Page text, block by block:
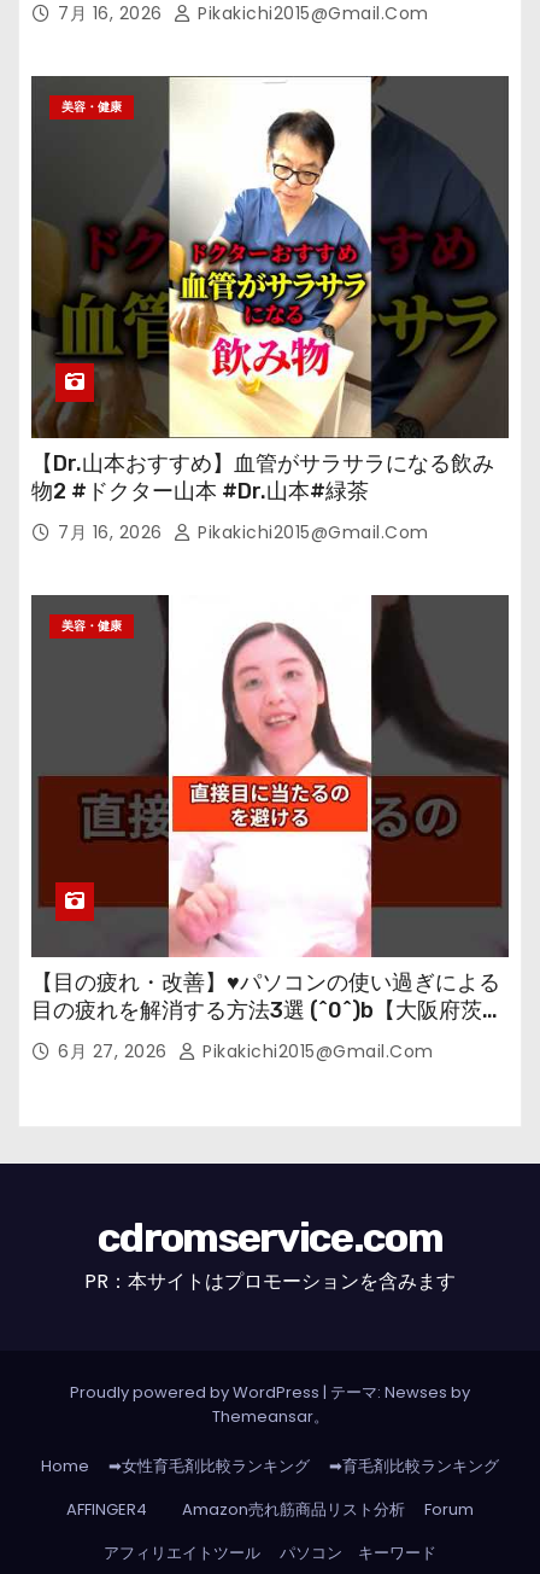
7月 16, 2026 Pikakichi2015@gmail.com
美容・健康
【Dr.山本おすすめ】血管がサラサラになる飲み
物2 #ドクター山本 #Dr.山本#緑茶
7月 16, 2026 Pikakichi2015@gmail.com
美容・健康
【目の疲れ・改善】♥パソコンの使い過ぎによる
目の疲れを解消する方法3選 (^0^)b【大阪府茨木
市の女性・美容鍼灸・整体師が教えます。】
6月 27, 2026 Pikakichi2015@gmail.com
cdromservice.com
PR：本サイトはプロモーションを含みます
Proudly powered by WordPress | テーマ: Newses by
Themeansar。
Home ➡女性育毛剤比較ランキング
➡育毛剤比較ランキング
AFFINGER4
Amazon売れ筋商品リスト分析
Forum
アフィリエイトツール
パソコン キーワード